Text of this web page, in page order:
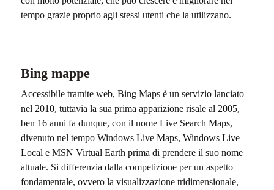
tempo grazie proprio agli stessi utenti che la utilizzano.
Bing mappe
Accessibile tramite web, Bing Maps è un servizio lanciato
nel 2010, tuttavia la sua prima apparizione risale al 2005,
ben 16 anni fa dunque, con il nome Live Search Maps,
divenuto nel tempo Windows Live Maps, Windows Live
Local e MSN Virtual Earth prima di prendere il suo nome
attuale. Si differenzia dalla competizione per un aspetto
fondamentale, ovvero la visualizzazione tridimensionale,